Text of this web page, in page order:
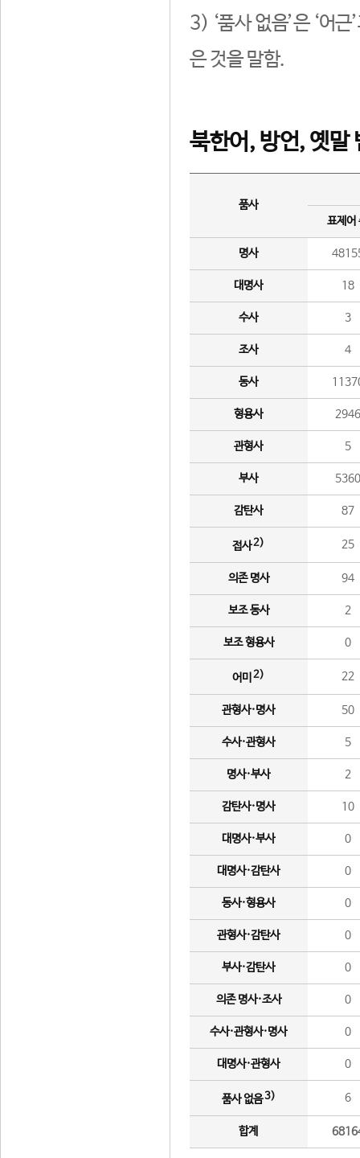
3) ‘품사 없음’은 ‘어
은 것을 말함.
북한어, 방언, 옛말
품사
표제어
명사
대명사 18
수사 3
조사 4
동사
형용사 2946
관형사 5
부사 5360
감탄사 87
접사2) 25
의존 명사 94
보조 동사 2
보조 형용사 0
어미 2) 22
관형사·명사 50
수사·관형사 5
명사·부사 2
감탄사·명사 10
대명사·부사 0
대명사·감탄사 0
동사·형용사 0
관형사·감탄사 0
부사·감탄사 0
의존 명사·조사 0
수사·관형사·명사 0
대명사·관형사 0
품사 없음3) 6
합계